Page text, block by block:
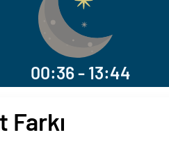
00:36 - 13:44
Farkı